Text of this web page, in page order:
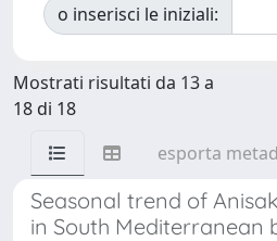
o inserisci le iniziali:
Mostrati risultati da 13 a
18 di 18
esporta
Seasonal trend of
in South Mediterranean